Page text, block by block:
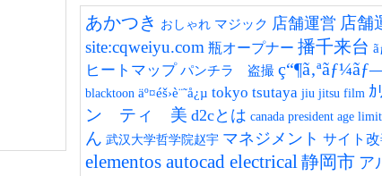
あかつき おしゃれ マジック 店舗運営 店舗
site:cqweiyu.com 瓶オープナー 播千来台
ヒートマップ パンチラ 盗撮
blacktoon äº¤éš›è¨˜å¿µ tokyo tsutaya jiu jitsu film
ン ティ 美 d2cとは canada president age limit
ん 武汉大学哲学院赵宇 マネジメント サイト
elementos autocad electrical 静岡市 ア